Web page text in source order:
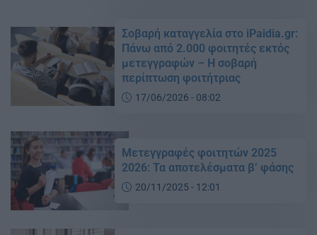
Σοβαρή καταγγελία στο iPaidia.gr:
Πάνω από 2.000 φοιτητές εκτός
μετεγγραφών – Η σοβαρή
περίπτωση φοιτήτριας
17/06/2026 - 08:02
Μετεγγραφές φοιτητών 2025
2026: Τα αποτελέσματα β’ φάσης
20/11/2025 - 12:01